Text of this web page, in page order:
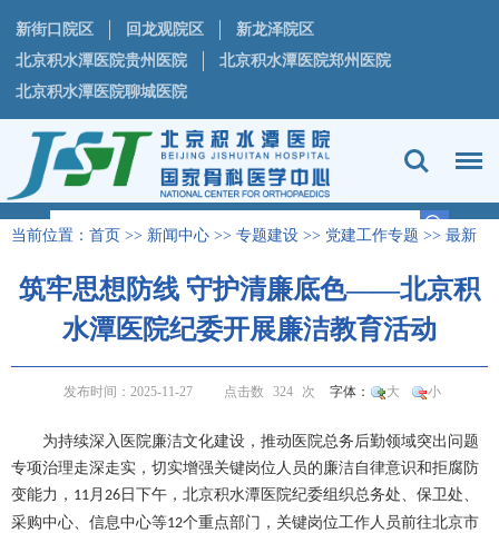
新街口院区 回龙观院区
新龙泽院区
北京积水潭医院贵州医院
北京积水潭医院郑州医院
北京积水潭医院聊城医院
当前位置： 首页 >> 新闻中心 >> 专题建设 >> 党建工作专题 >> 最新
筑牢思想防线 守护清廉底色——北京积
水潭医院纪委开展廉洁教育活动
发布时间：2025-11-27 点击数 324 次 字体： 大 小
为持续深入医院廉洁文化建设，推动医院总务后勤领域突出问题
专项治理走深走实，切实增强关键岗位人员的廉洁自律意识和拒腐防
变能力， 11月 26 日下午，北京积水潭医院纪委组织总务处、保卫处、
采购中心、 信息中心等12个重点部门，关键岗位工作人员前往北京市